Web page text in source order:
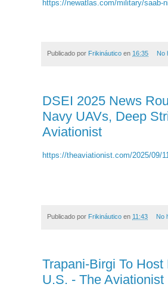
https://newatlas.com/military/saab-
Publicado por Frikináutico en 16:35 No
DSEI 2025 News
Navy UAVs, Deep
Aviationist
https://theaviationist.com/2025/09/
Publicado por Frikináutico en 11:43 No
Trapani-Birgi To
U.S. - The Aviationist